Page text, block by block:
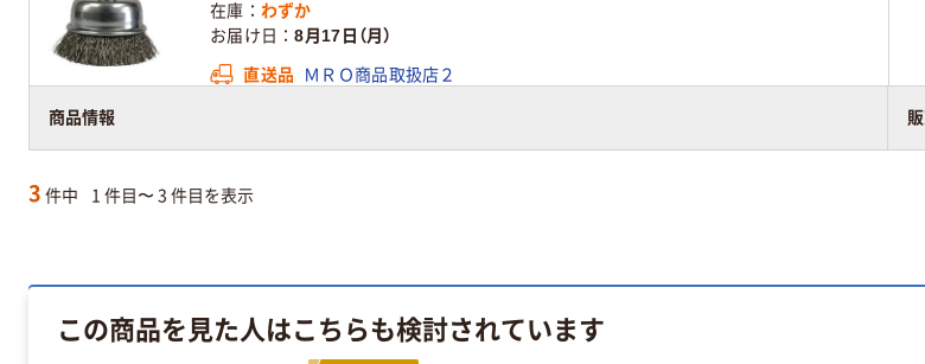
商品情報
在庫
わずか
お届け日
8月17日（月）
直送品
ＭＲＯ商品取扱店２
3 件中 1 件目〜 3 件目を表示
この商品を見た人はこちらも検討されています